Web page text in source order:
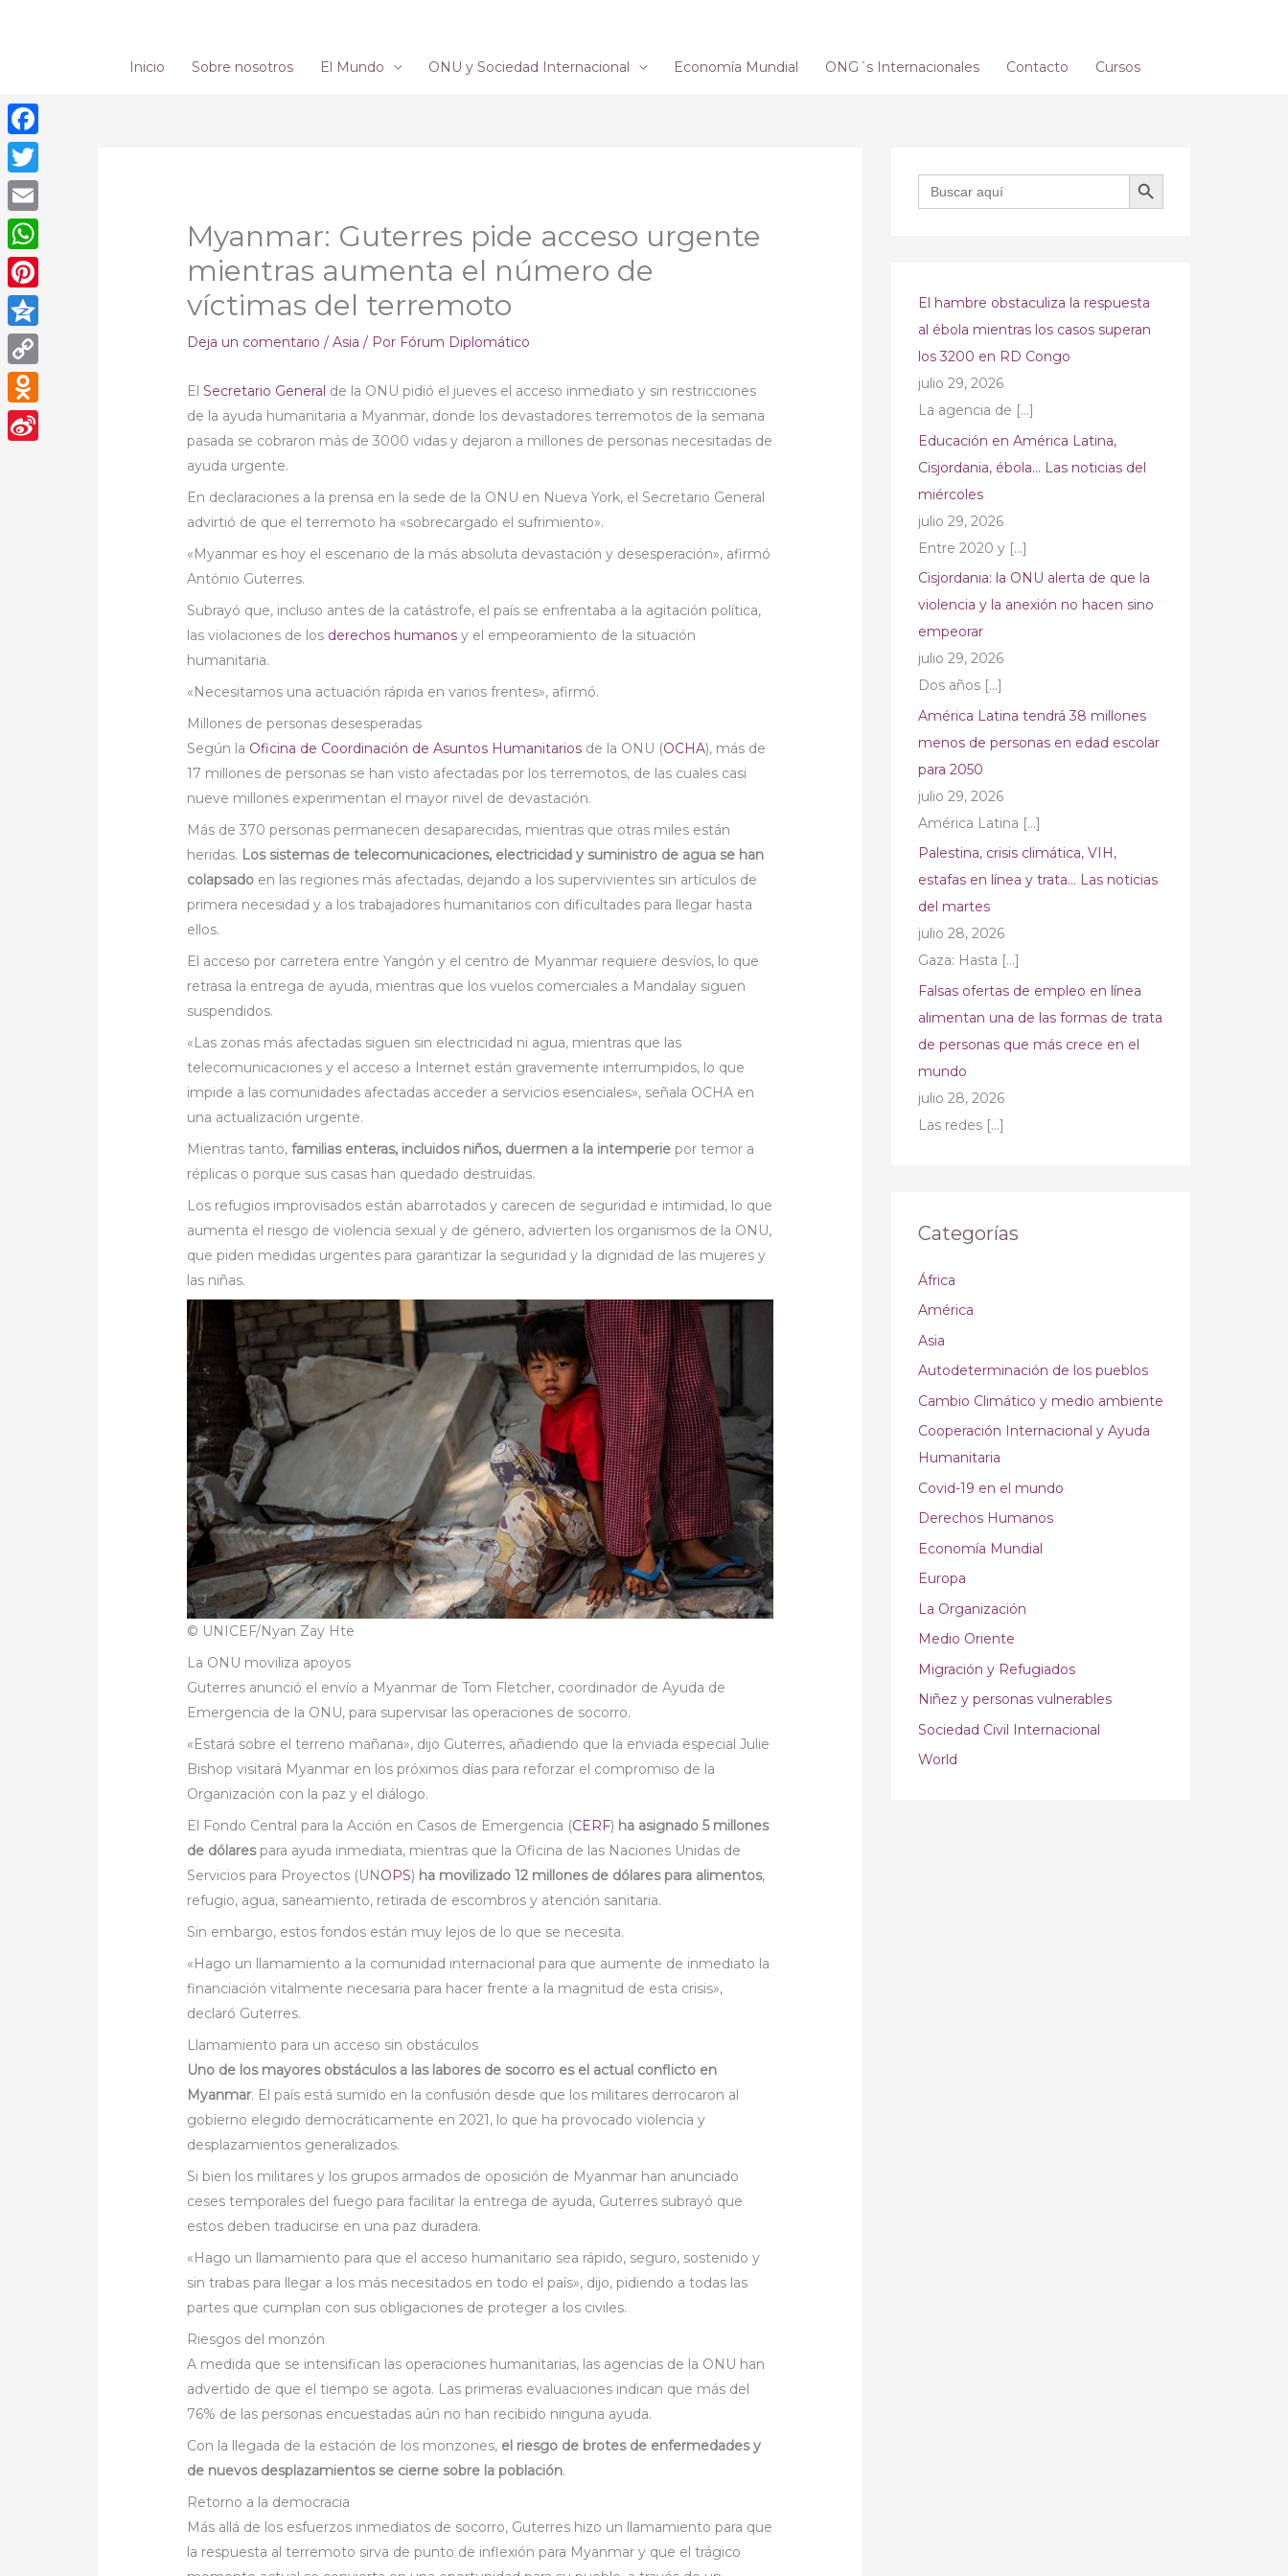
Inicio Sobre nosotros El Mundo ONU y Sociedad Internacional Economía Mundial ONG´s Internacionales Contacto Cursos
Myanmar: Guterres pide acceso urgente
mientras aumenta el número de
víctimas del terremoto
Deja un comentario /Asia / Por Fórum Diplomático
ElSecretario General de la ONU pidió el jueves el acceso inmediato y sin restricciones
de la ayuda humanitaria a Myanmar, donde los devastadores terremotos de la semana
pasada se cobraron más de 3000 vidas y dejaron a millones de personas necesitadas de
ayuda urgente.
En declaraciones a la prensa en la sede de la ONU en Nueva York, el Secretario General
advirtió de que el terremoto ha «sobrecargado el sufrimiento».
«Myanmar es hoy el escenario de la más absoluta devastación y desesperación», afirmó
António Guterres.
Subrayó que, incluso antes de la catástrofe, el país se enfrentaba a la agitación política,
las violaciones de los derechos humanos y el empeoramiento de la situación
humanitaria.
«Necesitamos una actuación rápida en varios frentes», afirmó.
Millones de personas desesperadas
Según la Oficina de Coordinación de Asuntos Humanitarios de la ONU (OCHA), más de
17 millones de personas se han visto afectadas por los terremotos, de las cuales casi
nueve millones experimentan el mayor nivel de devastación.
Más de 370 personas permanecen desaparecidas, mientras que otras miles están
heridas. Los sistemas de telecomunicaciones, electricidad y suministro de agua se han
colapsado en las regiones más afectadas, dejando a los supervivientes sin artículos de
primera necesidad y a los trabajadores humanitarios con dificultades para llegar hasta
ellos.
El acceso por carretera entre Yangón y el centro de Myanmar requiere desvíos, lo que
retrasa la entrega de ayuda, mientras que los vuelos comerciales a Mandalay siguen
suspendidos.
«Las zonas más afectadas siguen sin electricidad ni agua, mientras que las
telecomunicaciones y el acceso a Internet están gravemente interrumpidos, lo que
impide a las comunidades afectadas acceder a servicios esenciales», señala OCHA en
una actualización urgente.
Mientras tanto,familias enteras, incluidos niños, duermen a la intemperie por temor a
réplicas o porque sus casas han quedado destruidas.
Los refugios improvisados están abarrotados y carecen de seguridad e intimidad, lo que
aumenta el riesgo de violencia sexual y de género, advierten los organismos de la ONU,
que piden medidas urgentes para garantizar la seguridad y la dignidad de las mujeres y
las niñas.
© UNICEF/Nyan Zay Hte
La ONU moviliza apoyos
Guterres anunció el envío a Myanmar de Tom Fletcher, coordinador de Ayuda de
Emergencia de la ONU, para supervisar las operaciones de socorro.
«Estará sobre el terreno mañana», dijo Guterres, añadiendo que la enviada especial Julie
Bishop visitará Myanmar en los próximos días para reforzar el compromiso de la
Organización con la paz y el diálogo.
El Fondo Central para la Acción en Casos de Emergencia (CERF) ha asignado 5 millones
de dólarespara ayuda inmediata, mientras que la Oficina de las Naciones Unidas de
Servicios para Proyectos (UNOPS) ha movilizado 12 millones de dólares para alimentos,
refugio, agua, saneamiento, retirada de escombros y atención sanitaria.
Sin embargo, estos fondos están muy lejos de lo que se necesita.
«Hago un llamamiento a la comunidad internacional para que aumente de inmediato la
financiación vitalmente necesaria para hacer frente a la magnitud de esta crisis»,
declaró Guterres.
Llamamiento para un acceso sin obstáculos
Uno de los mayores obstáculos a las labores de socorro es el actual conflicto en
Myanmar. El país está sumido en la confusión desde que los militares derrocaron al
gobierno elegido democráticamente en 2021, lo que ha provocado violencia y
desplazamientos generalizados.
Si bien los militares y los grupos armados de oposición de Myanmar han anunciado
ceses temporales del fuego para facilitar la entrega de ayuda, Guterres subrayó que
estos deben traducirse en una paz duradera.
«Hago un llamamiento para que el acceso humanitario sea rápido, seguro, sostenido y
sin trabas para llegar a los más necesitados en todo el país», dijo, pidiendo a todas las
partes que cumplan con sus obligaciones de proteger a los civiles.
Riesgos del monzón
A medida que se intensifican las operaciones humanitarias, las agencias de la ONU han
advertido de que el tiempo se agota. Las primeras evaluaciones indican que más del
76% de las personas encuestadas aún no han recibido ninguna ayuda.
Con la llegada de la estación de los monzones, el riesgo de brotes de enfermedades y
de nuevos desplazamientos se cierne sobre la población.
Retorno a la democracia
Más allá de los esfuerzos inmediatos de socorro, Guterres hizo un llamamiento para que
la respuesta al terremoto sirva de punto de inflexión para Myanmar y que el trágico
Buscar: BOTÓN DE BÚSQUEDA
El hambre obstaculiza la respuesta
al ébola mientras los casos superan
los 3200 en RD Congo
julio 29, 2026
La agencia de […]
Educación en América Latina,
Cisjordania, ébola… Las noticias del
miércoles
julio 29, 2026
Entre 2020 y […]
Cisjordania: la ONU alerta de que la
violencia y la anexión no hacen sino
empeorar
julio 29, 2026
Dos años […]
América Latina tendrá 38 millones
menos de personas en edad escolar
para 2050
julio 29, 2026
América Latina […]
Palestina, crisis climática, VIH,
estafas en línea y trata… Las noticias
del martes
julio 28, 2026
Gaza: Hasta […]
Falsas ofertas de empleo en línea
alimentan una de las formas de trata
de personas que más crece en el
mundo
julio 28, 2026
Las redes […]
Categorías
África
América
Asia
Autodeterminación de los pueblos
Cambio Climático y medio ambiente
Cooperación Internacional y Ayuda
Humanitaria
Covid-19 en el mundo
Derechos Humanos
Economía Mundial
Europa
La Organización
Medio Oriente
Migración y Refugiados
Niñez y personas vulnerables
Sociedad Civil Internacional
World
Facebook
Twitter
Email
WhatsApp
Pinterest
Qzone
Copy
Link
Odnoklassniki